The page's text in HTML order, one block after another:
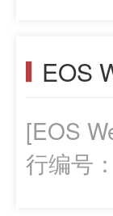
能。通
相机和
EOS
[EOS
行编号